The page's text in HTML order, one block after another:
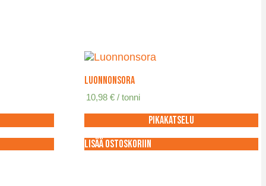
Luonnonsora
10,98 € / tonni
Pikakatselu
Lisää ostoskoriin